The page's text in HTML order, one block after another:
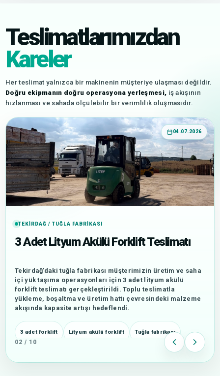
Teslimatlarımızdan
Kareler
Her teslimat yalnızca bir makinenin müşteriye ulaşması değildir.
Doğru ekipmanın doğru operasyona yerleşmesi, iş akışının
hızlanması ve sahada ölçülebilir bir verimlilik oluşmasıdır.
04.07.2026
TEKIRDAĞ / TUĞLA FABRIKASI
3 Adet Lityum Akülü Forklift Teslimatı
Tekirdağ’daki tuğla fabrikası müşterimizin üretim ve saha
içi yük taşıma operasyonları için 3 adet lityum akülü
forklift teslimatı gerçekleştirildi. Toplu teslimatla
yükleme, boşaltma ve üretim hattı çevresindeki malzeme
akışında kapasite artışı hedeflendi.
3 adet forklift Lityum akülü forklift Tuğla fabrikası
02 / 10